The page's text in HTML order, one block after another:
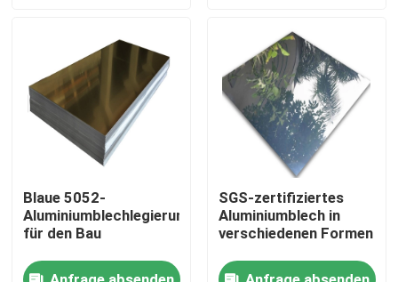
Qualitätskontrolle
Treten Sie mit uns in Verbindung
Fordern Sie ein Zitat
Aluminiumblatt-Platte
Edelstahlblech-Platte
Blaue 5052-
Aluminiumblechlegierung
für den Bau
SGS-zertifiziertes
Aluminiumblech in
verschiedenen Formen